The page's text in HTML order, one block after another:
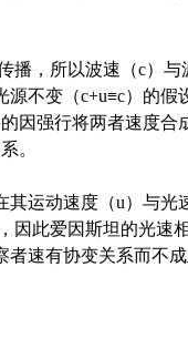
播，所以波速（c）与
不变（c+u≡c）的假
因强行将两者速度合
。
运动速度（u）与光
因此爱因斯坦的光速
者速有协变关系而不